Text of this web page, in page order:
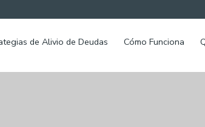
de Alivio de Deudas Cómo Funciona